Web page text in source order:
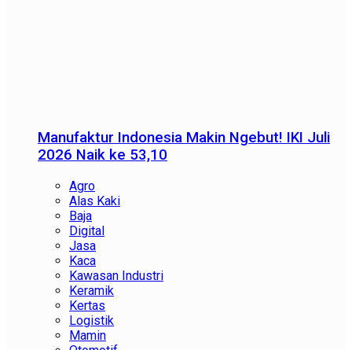
Manufaktur Indonesia Makin Ngebut! IKI Juli
2026 Naik ke 53,10
Agro
Alas Kaki
Baja
Digital
Jasa
Kaca
Kawasan Industri
Keramik
Kertas
Logistik
Mamin